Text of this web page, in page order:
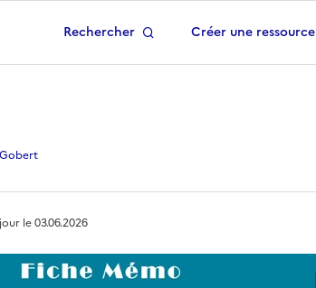
Rechercher Créer une ressource
(I.A.)
le03.06.2026